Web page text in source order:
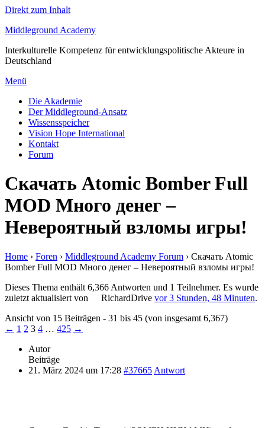
Direkt zum Inhalt
Middleground Academy
Interkulturelle Kompetenz für entwicklungspolitische Akteure in
Deutschland
Menü
Die Akademie
Der Middleground-Ansatz
Wissensspeicher
Vision Hope International
Kontakt
Forum
Скачать Atomic Bomber Full
MOD Много денег –
Невероятный взломы игры!
Home › Foren › Middleground Academy Forum › Скачать Atomic
Bomber Full MOD Много денег – Невероятный взломы игры!
Dieses Thema enthält 6,366 Antworten und 1 Teilnehmer. Es wurde
zuletzt aktualisiert von
RichardDrive vor 3 Stunden, 48 Minuten.
Ansicht von 15 Beiträgen - 31 bis 45 (von insgesamt 6,367)
← 1 2 3 4 … 425 →
Autor
Beiträge
21. März 2024 um 17:28 #37665 Antwort